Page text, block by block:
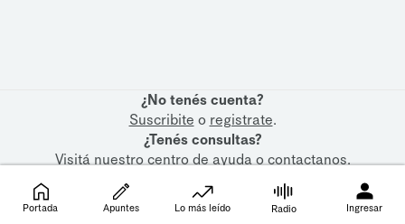
¿No tenés cuenta?
Suscribite o registrate.
¿Tenés consultas?
Visitá nuestrocentro de ayudaocontactanos.
Portada Apuntes Lo más leído Radio Ingresar